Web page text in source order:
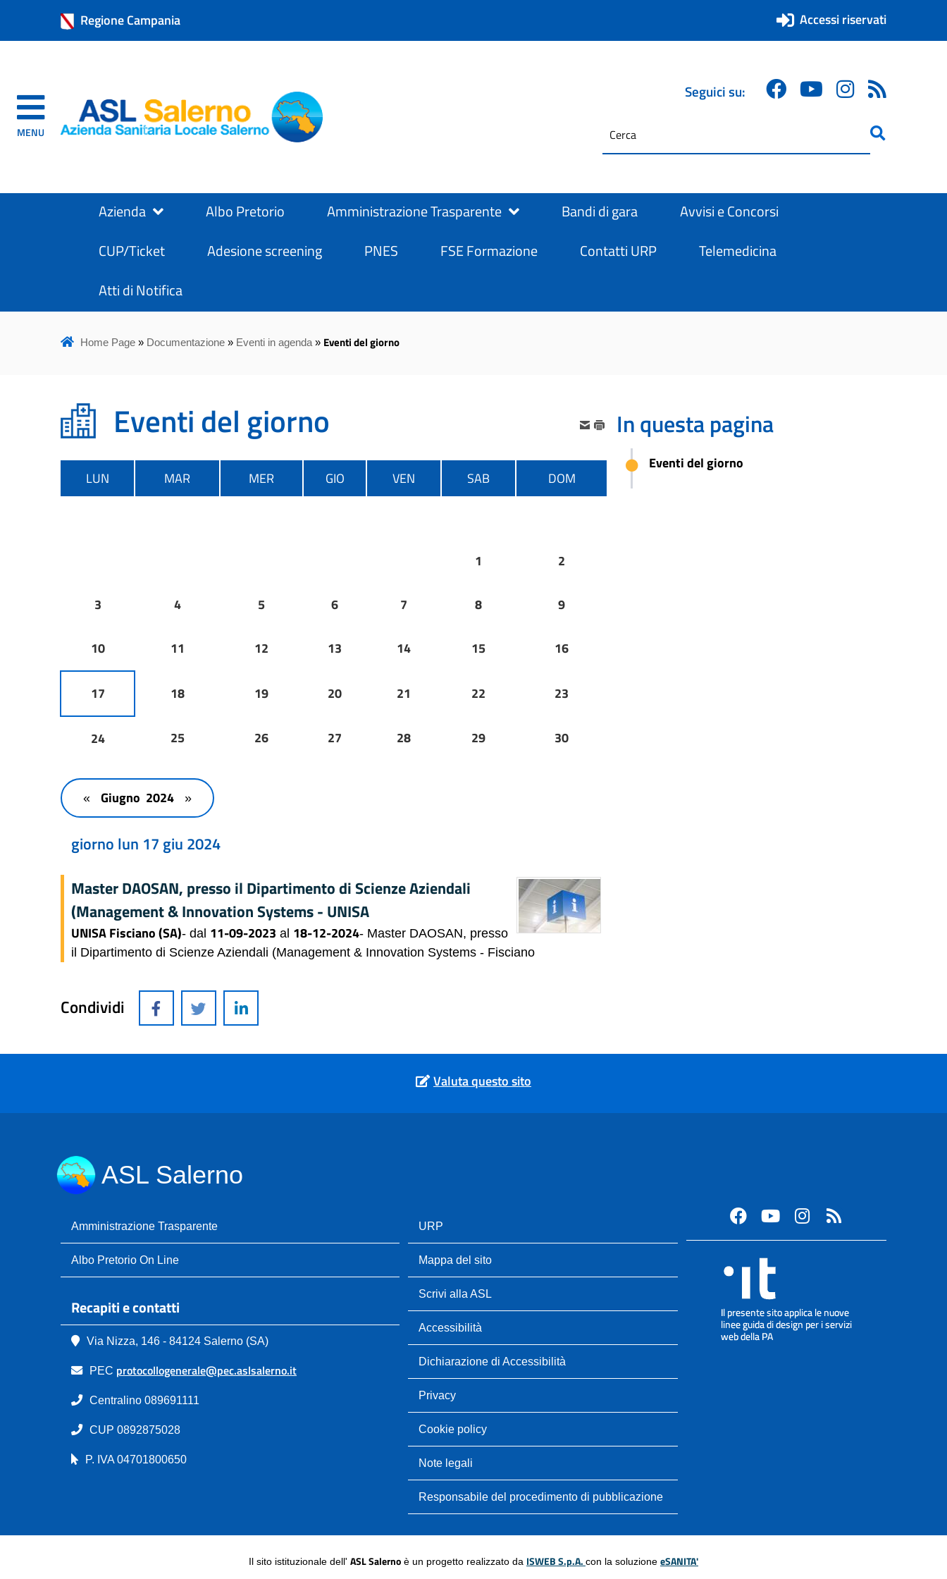
Regione Campania Accessi riservati
MENU ASL Salerno
ASL Salerno
Seguici su:
da
ricerca
Azienda Albo Pretorio Amministrazione Trasparente Bandi di gara
Avvisi e Concorsi
CUP/Ticket
Adesione screening PNES FSE Formazione Contatti URP
Telemedicina
Atti di Notifica
Home Page» Documentazione» Eventi in agenda» Eventi del giorno
Eventi del giorno
LUN MAR MER GIO VEN SAB DOM
1 2
3 4 5 6 7 8 9
10 11 12 13 14 15 16
17 18 19 20 21 22 23
24 25 26 27 28 29 30
« Giugno 2024 »
giorno lun 17 giu 2024
Master DAOSAN, presso il Dipartimento di Scienze Aziendali
(Management & Innovation Systems - UNISA
UNISA Fisciano (SA)- dal 11-09-2023 al 18-12-2024- Master DAOSAN, presso
il Dipartimento di Scienze Aziendali (Management & Innovation Systems - Fisciano
Condividi
In questa pagina
Eventi del giorno
Valuta questo sito
ASL Salerno
Amministrazione Trasparente
Albo Pretorio On Line
Recapiti e contatti
Via Nizza, 146 - 84124 Salerno (SA)
PEC protocollogenerale@pec.aslsalerno.it
Centralino 089691111
CUP 0892875028
P. IVA 04701800650
URP
Mappa del sito
Scrivi alla ASL
Accessibilità
Dichiarazione di Accessibilità
Privacy
Cookie policy
Note legali
Responsabile del procedimento di pubblicazione
Il sito istituzionale dell' ASL Salerno è un progetto realizzato da ISWEB S.p.A. con la soluzione eSANITA'